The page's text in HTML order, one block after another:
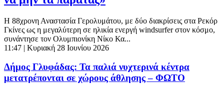
Η 88χρονη Αναστασία Γερολυμάτου, με δύο διακρίσεις στα Ρεκόρ
Γκίνες ως η μεγαλύτερη σε ηλικία ενεργή windsurfer στον κόσμο,
συνάντησε τον Ολυμπιονίκη Νίκο Κα...
11:47 | Κυριακή 28 Ιουνίου 2026
Δήμος Γλυφάδας: Τα παλιά νυχτερινά κέντρα
μετατρέπονται σε χώρους άθλησης – ΦΩΤΟ